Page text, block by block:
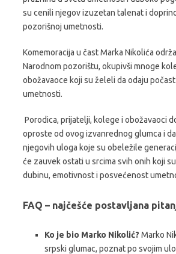
su cenili njegov izuzetan talenat i
pozorišnoj umetnosti.
Komemoracija u čast Marka Nikolića
Narodnom pozorištu, okupivši mnoge
obožavaoce koji su želeli da odaju
umetnosti.
Porodica, prijatelji, kolege i obožavaoci
oproste od ovog izvanrednog glumca i
njegovih uloga koje su obeležile
će zauvek ostati u srcima svih onih koji
dubinu, emotivnost i posvećenost
FAQ – najčešće postavljana
Ko je bio Marko Nikolić? Marko
srpski glumac, poznat po svojim